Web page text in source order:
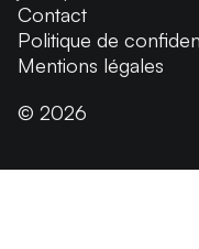
© 2026
Contact
Politique de
Mentions légales